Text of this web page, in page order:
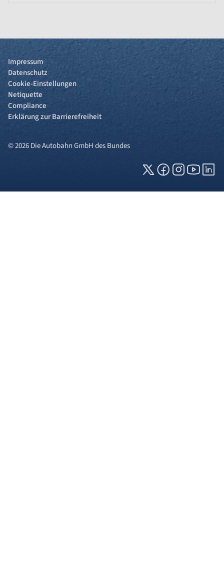
Impressum
Datenschutz
Cookie-Einstellungen
Netiquette
Compliance
Erklärung zur Barrierefreiheit
© 2026 Die Autobahn GmbH des Bundes